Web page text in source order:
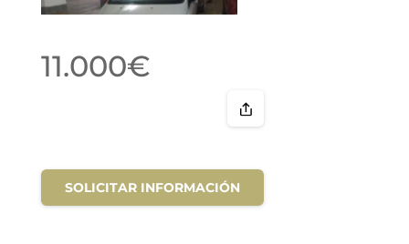
11.000€
SOLICITAR INFORMACIÓN